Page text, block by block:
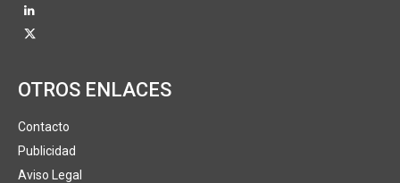
OTROS ENLACES
Contacto
Publicidad
Aviso Legal